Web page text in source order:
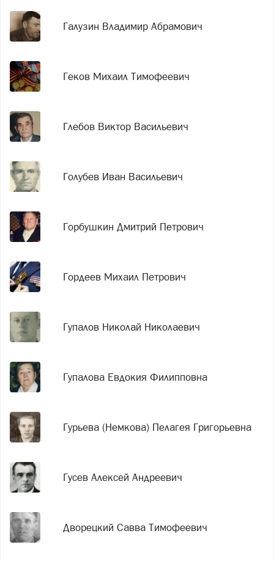
Галузин Владимир Абрамович
Геков Михаил Тимофеевич
Глебов Виктор Васильевич
Голубев Иван Васильевич
Горбушкин Дмитрий Петрович
Гордеев Михаил Петрович
Гупалов Николай Николаевич
Гупалова Евдокия Филипповна
Гурьева (Немкова) Пелагея Григорьевна
Гусев Алексей Андреевич
Дворецкий Савва Тимофеевич